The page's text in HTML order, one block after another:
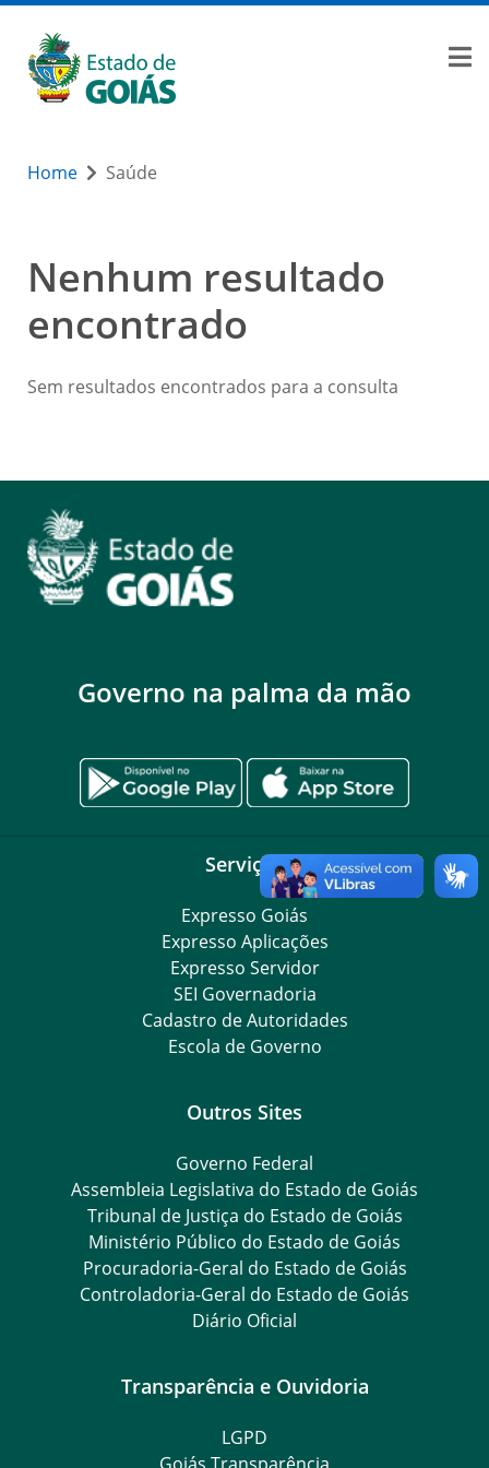
Home Saúde
Nenhum resultado
encontrado
Sem resultados encontrados para a consulta
Governo na palma da mão
Serviços
Expresso Goiás
Expresso Aplicações
Expresso Servidor
SEI Governadoria
Cadastro de Autoridades
Escola de Governo
Outros Sites
Governo Federal
Assembleia Legislativa do Estado de Goiás
Tribunal de Justiça do Estado de Goiás
Ministério Público do Estado de Goiás
Procuradoria-Geral do Estado de Goiás
Controladoria-Geral do Estado de Goiás
Diário Oficial
Transparência e Ouvidoria
LGPD